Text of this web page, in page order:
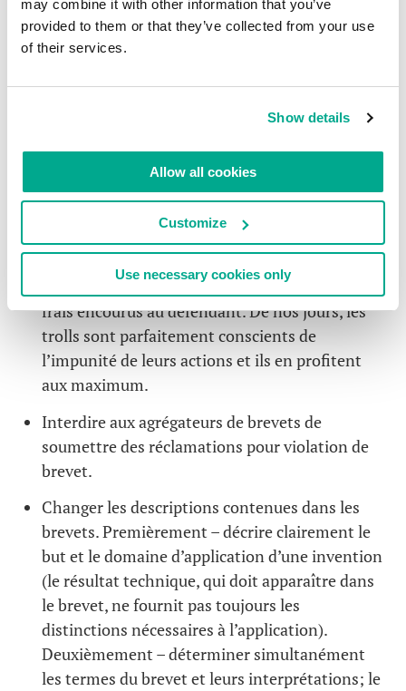
may combine it with other information that you’ve
provided to them or that they’ve collected from your use
of their services.
Show details
Allow all cookies
Customize
Use necessary cookies only
choses à faires :
On devrait interdire aux propriétaires de
soumettre des demandes rétroactives. Cela
éviterait la déformation exagérée de certains
brevets quand des propriétaires de brevets
vendent un brevet à un troll dans le but de faire
du profit et de se protéger des allégations.
retirée, les trolls devraient rembourser tous les
frais encourus au défendant. De nos jours, les
trolls sont parfaitement conscients de
l’impunité de leurs actions et ils en profitent
aux maximum.
Interdire aux agrégateurs de brevets de
soumettre des réclamations pour violation de
brevet.
Changer les descriptions contenues dans les
brevets. Premièrement – décrire clairement le
but et le domaine d’application d’une invention
(le résultat technique, qui doit apparaître dans
le brevet, ne fournit pas toujours les
distinctions nécessaires à l’application).
Deuxièmement – déterminer simultanément
les termes du brevet et leurs interprétations; le